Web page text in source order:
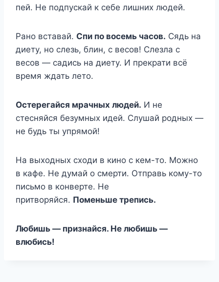
пей. Не подпускай к себе лишних людей.
Рано вставай. Спи по восемь часов. Сядь на
диету, но слезь, блин, с весов! Слезла с
весов — садись на диету. И прекрати всё
время ждать лето.
Остерегайся мрачных людей. И не
стесняйся безумных идей. Слушай родных —
не будь ты упрямой!
На выходных сходи в кино с кем-то. Можно
в кафе. Не думай о смерти. Отправь кому-то
письмо в конверте. Не
притворяйся. Поменьше трепись.
Любишь — признайся. Не любишь —
влюбись!